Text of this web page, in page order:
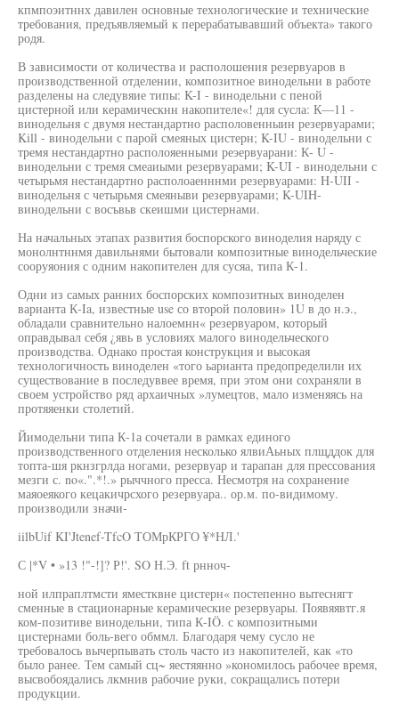
кпмпоэитннх давилен основные технологические и технические
требования, предъявляемый к перерабатывавший объекта» такого
родя.
В зависимости от количества и располошения резервуаров в
производственной отделении, композитное винодельни в работе
разделены на следувяие типы: K-I - винодельни с пеной
цистерной или керамическнн накопителе«! для сусла: К—11 -
винодельня с двумя нестандартно располовенныин резервуарами;
Kill - винодельни с парой смеяных цистерн; K-IU - винодельни с
тремя нестандартно располояенными реэервуарани: К- U -
винодельни с тремя смеаиыми резервуарами; K-UI - винодельни с
четырьмя нестандартно располоаенннми резервуарами: H-UII -
винодельня с четырьмя смеяныви резервуарами; K-UIH-
винодельни с восъвьв скеишми цистернами.
На начальных этапах развития боспорского виноделия наряду с
монолнтннмя давильнями бытовали композитные винодельческие
сооруяония с одним накопителен для сусяа, типа К-1.
Одни из самых ранних боспорских композитных виноделен
варианта К-Ia, известные use со второй половин» 1U в до н.э.,
обладали сравнительно налоемнн« резервуаром, который
оправдывал себя ¿явь в условиях малого винодельческого
производства. Однако простая конструкция и высокая
технологичность виноделен «того ьарианта предопределили их
существование в последуввее время, при этом они сохраняли в
своем устройство ряд архаичных »лумецтов, мало изменяясь на
протяяенки столетий.
Йимодельни типа К-1а сочетали в рамках единого
производственного отделения несколько ялвиАьных плщддок для
топта-шя ркнзгрлда ногами, резервуар и тарапан для прессования
мезги с. no«.".*!.» рыччного пресса. Несмотря на сохранение
маяоеякого кецакичрсхого резервуара.. ор.м. по-видимому.
производили значи-
iilbUif KI'Jtenef-TfcO ТОМрКРГО ¥*НЛ.'
С |*V • »13 !"-!]? Р!'. SO Н.Э. ft рнноч-
ной илпраплтмсти яместквне цистерн« постепенно вытеснягт
сменные в стационарные керамические резервуары. Появяявтг.я
ком-позитиве винодельни, типа К-IÖ. с композитными
цистернами боль-вего обммл. Благодаря чему сусло не
требовалось вычерпывать столь часто из накопителей, как «то
было ранее. Тем самый сц~ яестяянно »кономилось рабочее время,
высвобоядались лкмнив рабочие руки, сокращались потери
продукции.